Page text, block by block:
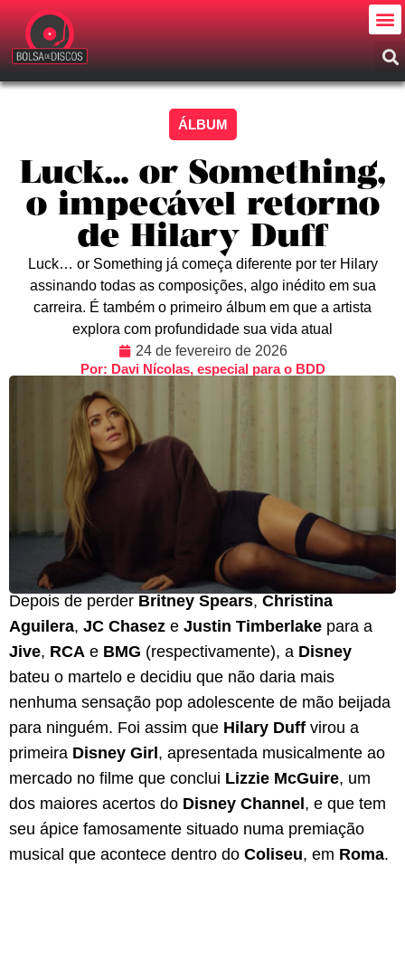
ÁLBUM
Luck… or Something,
o impecável retorno
de Hilary Duff
Luck… or Something já começa diferente por ter Hilary
assinando todas as composições, algo inédito em sua
carreira. É também o primeiro álbum em que a artista
explora com profundidade sua vida atual
24 de fevereiro de 2026
Por: Davi Nícolas, especial para o BDD
Depois de perder Britney Spears, Christina
Aguilera, JC Chasez e Justin Timberlake para a
Jive, RCA e BMG (respectivamente), a Disney
bateu o martelo e decidiu que não daria mais
nenhuma sensação pop adolescente de mão beijada
para ninguém. Foi assim que Hilary Duff virou a
primeira Disney Girl , apresentada musicalmente ao
mercado no filme que conclui Lizzie McGuire, um
dos maiores acertos do Disney Channel , e que tem
seu ápice famosamente situado numa premiação
musical que acontece dentro do Coliseu, em Roma.